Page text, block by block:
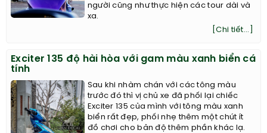
người cũng như thực hiện các tour dài và
xa.
[Chi tiết...]
Exciter 135 độ hài hòa với gam màu xanh biển cá
tính
Sau khi nhàm chán với các tông màu
trước đó thì vị chủ xe đã phối lại chiếc
Exciter 135 của mình với tông màu xanh
biển rất đẹp, phối nhẹ thêm một chút ít
đồ chơi cho bản độ thêm phần khác lạ.